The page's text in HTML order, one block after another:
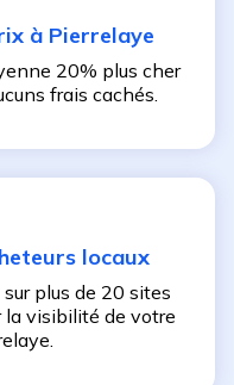
à Pierrelaye
20% plus cher
frais cachés.
locaux
plus de 20 sites
la visibilité de votre
.